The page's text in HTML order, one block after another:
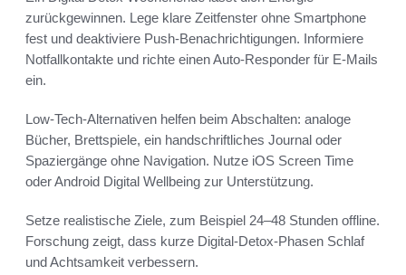
zurückgewinnen. Lege klare Zeitfenster ohne Smartphone
fest und deaktiviere Push-Benachrichtigungen. Informiere
Notfallkontakte und richte einen Auto-Responder für E-Mails
ein.
Low-Tech-Alternativen helfen beim Abschalten: analoge
Bücher, Brettspiele, ein handschriftliches Journal oder
Spaziergänge ohne Navigation. Nutze iOS Screen Time
oder Android Digital Wellbeing zur Unterstützung.
Setze realistische Ziele, zum Beispiel 24–48 Stunden offline.
Forschung zeigt, dass kurze Digital-Detox-Phasen Schlaf
und Achtsamkeit verbessern.